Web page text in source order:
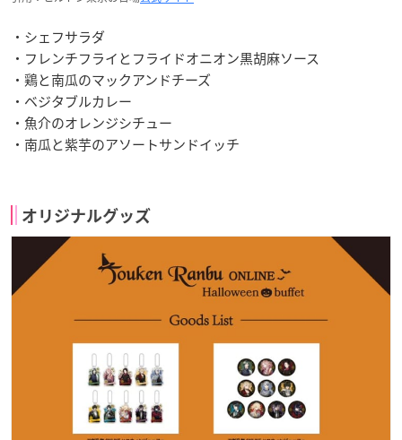
・シェフサラダ
・フレンチフライとフライドオニオン黒胡麻ソース
・鶏と南瓜のマックアンドチーズ
・ベジタブルカレー
・魚介のオレンジシチュー
・南瓜と紫芋のアソートサンドイッチ
オリジナルグッズ